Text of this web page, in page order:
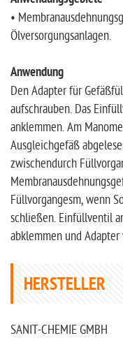
•
Ölversorgungsanlagen.
Anwendung
Den Adapter für
aufschrauben. Das
anklemmen. Am
Ausgleichgefäß
zwischendurch
Füllvorgangesm, wenn
schließen. Einfüllventil
abklemmen und
HERSTELLER
SANIT-CHEMIE GMBH